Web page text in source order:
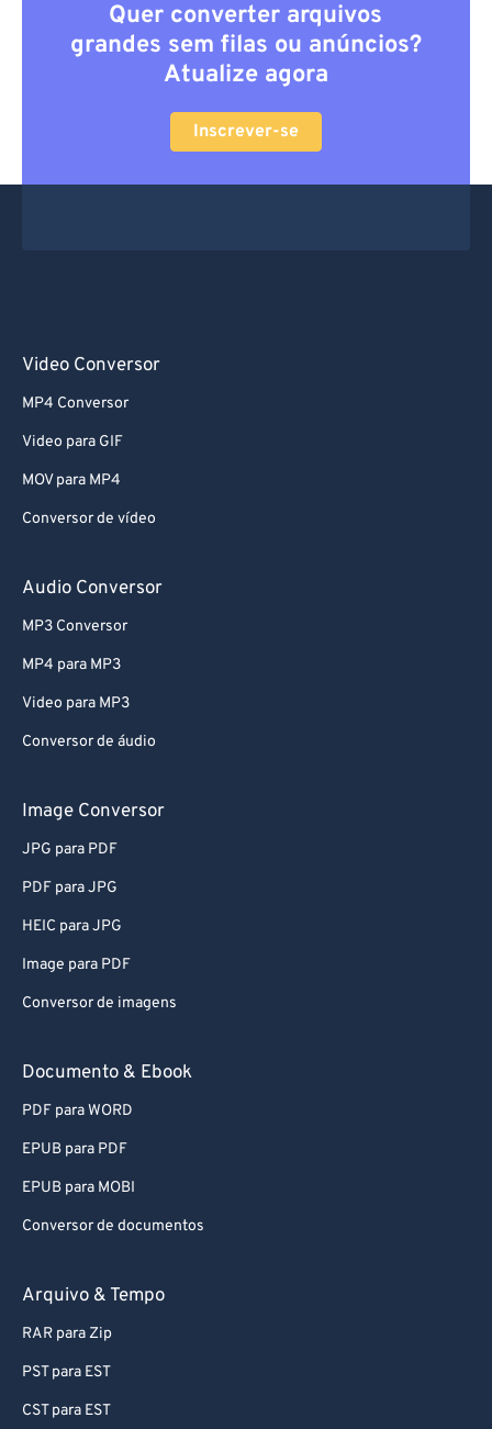
Quer converter arquivos
grandes sem filas ou anúncios?
Atualize agora
Inscrever-se
Video Conversor
MP4 Conversor
Video para GIF
MOV para MP4
Conversor de vídeo
Audio Conversor
MP3 Conversor
MP4 para MP3
Video para MP3
Conversor de áudio
Image Conversor
JPG para PDF
PDF para JPG
HEIC para JPG
Image para PDF
Conversor de imagens
Documento & Ebook
PDF para WORD
EPUB para PDF
EPUB para MOBI
Conversor de documentos
Arquivo & Tempo
RAR para Zip
PST para EST
CST para EST